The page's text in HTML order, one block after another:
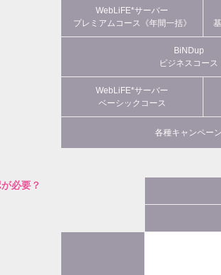
WebLiFE*サーバー
プレミアムコース《年間一括》
BiNDup
ビジネスコース
WebLiFE*サーバー
ベーシックコース
各種キャンペー
必要？